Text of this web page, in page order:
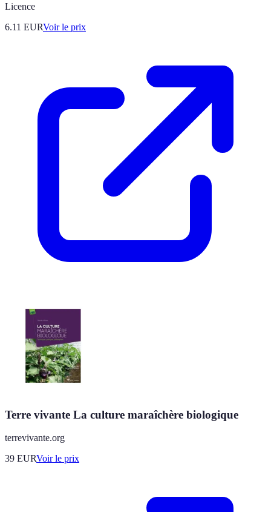
Licence
6.11 EURVoir le prix
Terre vivante La culture maraîchère biologique
terrevivante.org
39 EURVoir le prix